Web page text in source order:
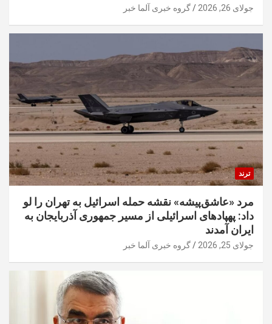
جولای 26, 2026 گروه خبری آلما خبر
ترند
مرد «عاشق‌پیشه» نقشه حمله اسرائیل به تهران را لو
داد: پهپادهای اسرائیلی از مسیر جمهوری آذربایجان به
ایران آمدند
جولای 25, 2026 گروه خبری آلما خبر